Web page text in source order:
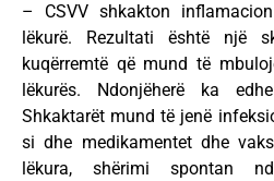
– CSVV shkakton
lëkurë. Rezultati është një
kuqërremtë që mund të
lëkurës. Ndonjëherë ka
Shkaktarët mund të jenë
si dhe medikamentet dhe
lëkura, shërimi spontan